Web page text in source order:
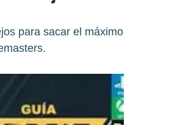
para sacar el máximo